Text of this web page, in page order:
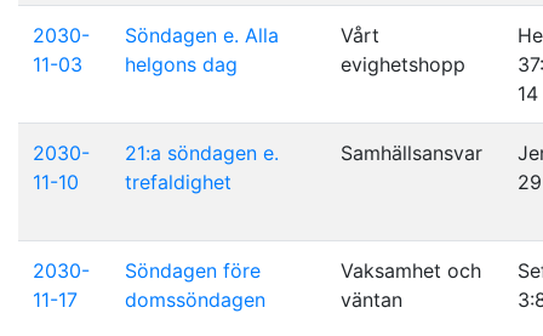
2030-
11-03
Söndagen e. Alla
helgons dag
Vårt
evighetshopp
14
2030-
11-10
21:a söndagen e.
trefaldighet
Samhällsansvar
2030-
11-17
Söndagen före
domssöndagen
Vaksamhet och
väntan